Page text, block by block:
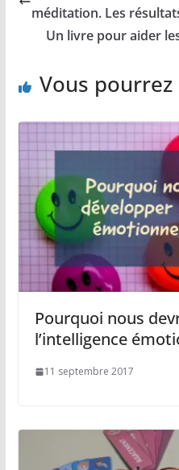
méditation. Les
Un livre pour aider
Vous
Pourquoi nous
l’intelligence
11 septembre 2017